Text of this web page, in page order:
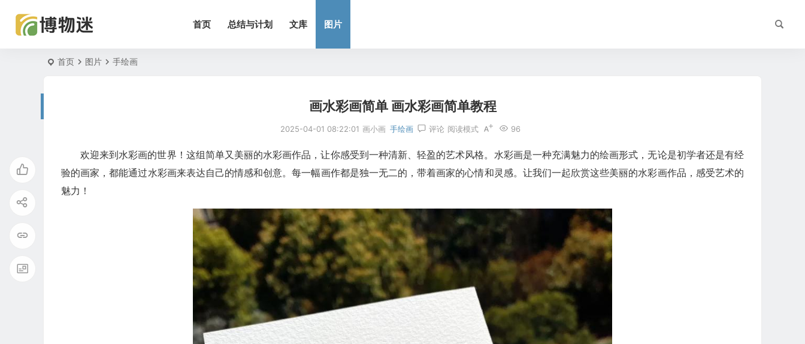
首页 总结与计划 文库 图片
首页 图片 手绘画
画水彩画简单 画水彩画简单教程
2025-04-01 08:22:01 画小画 手绘画 评论 96
阅读模式
欢迎来到水彩画的世界！这组简单又美丽的水彩画作品，让你感受到一种清新、轻盈的艺术风格。水彩画是一种充满魅力的绘画形式，无论是初学者还是有经
验的画家，都能通过水彩画来表达自己的情感和创意。每一幅画作都是独一无二的，带着画家的心情和灵感。让我们一起欣赏这些美丽的水彩画作品，感受艺术的
魅力！